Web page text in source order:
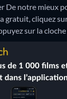
De notre mieux
gratuit, cliquez
sur la